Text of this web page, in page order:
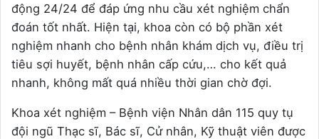
động 24/24 để đáp ứng nhu cầu xét nghiệm chẩn
đoán tốt nhất. Hiện tại, khoa còn có bộ phần xét
nghiệm nhanh cho bệnh nhân khám dịch vụ, điều trị
tiêu sợi huyết, bệnh nhân cấp cứu,… cho kết quả
nhanh, không mất quá nhiều thời gian chờ đợi.
Khoa xét nghiệm – Bệnh viện Nhân dân 115 quy tụ
đội ngũ Thạc sĩ, Bác sĩ, Cử nhân, Kỹ thuật viên được